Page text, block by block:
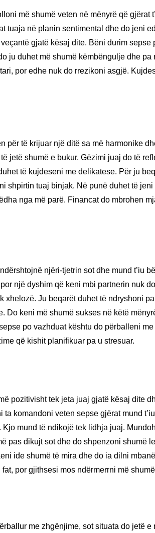
më shumë veten në mënyrë që
tuaja në planin sentimental dhe do jeni
gjatë kësaj dite. Bëni durim
ju duhet më shumë këmbëngulje dhe
por edhe nuk do rrezikoni asgjë.
për të krijuar një ditë sa më harmonike
jetë shumë e bukur. Gëzimi juaj do të
të kujdeseni me delikatese. Për ju
shpirtin tuaj binjak. Në punë duhet të
nga më parë. Financat do mbrohen
njëri-tjetrin sot dhe mund t’iu
një dyshim që keni mbi partnerin nuk
xhelozë. Ju beqarët duhet të ndryshoni
Do keni më shumë sukses në këtë
po vazhduat kështu do përballeni
që kishit planifikuar pa u stresuar.
pozitivisht tek jeta juaj gjatë kësaj dite
ta komandoni veten sepse gjërat mund
Kjo mund të ndikojë tek lidhja juaj.
pas dikujt sot dhe do shpenzoni shumë
ide shumë të mira dhe do ia dilni
por gjithsesi mos ndërmerrni më
me zhgënjime, sot situata do jetë